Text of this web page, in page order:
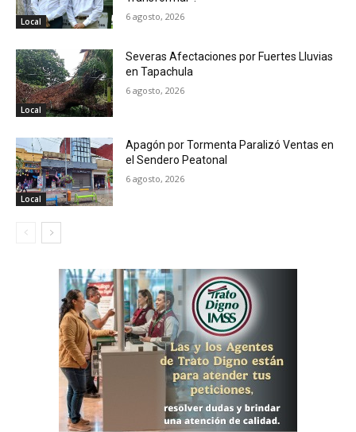
Local 6 agosto, 2026
Local
Severas Afectaciones por Fuertes Lluvias
en Tapachula
6 agosto, 2026
Local
Apagón por Tormenta Paralizó Ventas en
el Sendero Peatonal
6 agosto, 2026